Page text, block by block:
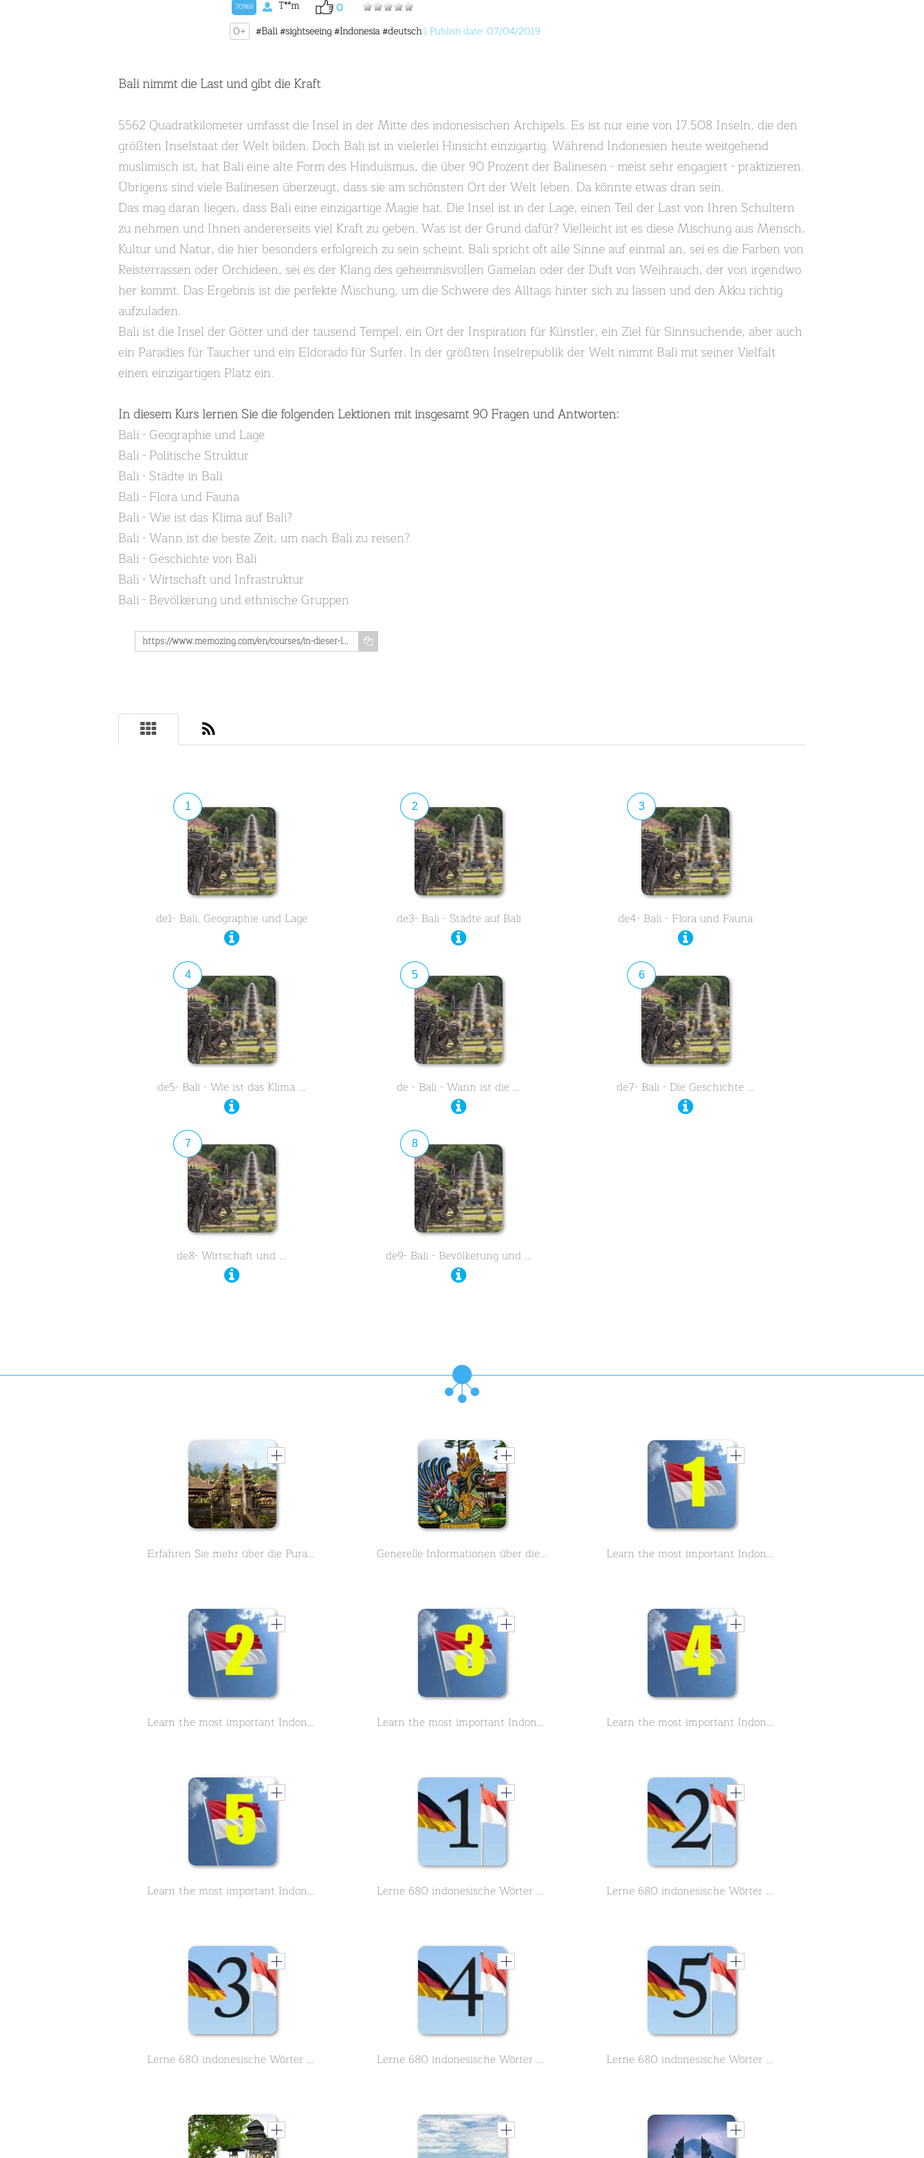
70969 T**m
0
0+
#Bali#sightseeing#Indonesia#deutsch| Publish date: 07/04/2019
Bali nimmt die Last und gibt die Kraft
5562 Quadratkilometer umfasst die Insel in der Mitte des indonesischen Archipels. Es ist nur eine von 17.508 Inseln, die den
größten Inselstaat der Welt bilden. Doch Bali ist in vielerlei Hinsicht einzigartig. Während Indonesien heute weitgehend
muslimisch ist, hat Bali eine alte Form des Hinduismus, die über 90 Prozent der Balinesen - meist sehr engagiert - praktizieren.
Übrigens sind viele Balinesen überzeugt, dass sie am schönsten Ort der Welt leben. Da könnte etwas dran sein.
Das mag daran liegen, dass Bali eine einzigartige Magie hat. Die Insel ist in der Lage, einen Teil der Last von Ihren Schultern
zu nehmen und Ihnen andererseits viel Kraft zu geben. Was ist der Grund dafür? Vielleicht ist es diese Mischung aus Mensch,
Kultur und Natur, die hier besonders erfolgreich zu sein scheint. Bali spricht oft alle Sinne auf einmal an, sei es die Farben von
Reisterrassen oder Orchideen, sei es der Klang des geheimnisvollen Gamelan oder der Duft von Weihrauch, der von irgendwo
her kommt. Das Ergebnis ist die perfekte Mischung, um die Schwere des Alltags hinter sich zu lassen und den Akku richtig
aufzuladen.
Bali ist die Insel der Götter und der tausend Tempel, ein Ort der Inspiration für Künstler, ein Ziel für Sinnsuchende, aber auch
ein Paradies für Taucher und ein Eldorado für Surfer. In der größten Inselrepublik der Welt nimmt Bali mit seiner Vielfalt
einen einzigartigen Platz ein.
In diesem Kurs lernen Sie die folgenden Lektionen mit insgesamt 90 Fragen und Antworten:
Bali - Geographie und Lage
Bali - Politische Struktur
Bali - Städte in Bali
Bali - Flora und Fauna
Bali - Wie ist das Klima auf Bali?
Bali - Wann ist die beste Zeit, um nach Bali zu reisen?
Bali - Geschichte von Bali
Bali - Wirtschaft und Infrastruktur
Bali - Bevölkerung und ethnische Gruppen
https://www.memozing.com/en/courses/in-dieser-lektion-lernen-sie-allgemeine-informationen-uber-bali-die-indonesische-insel-ist-das-perfekte-urlaubsziel-traumstrande-und-historische-tempel-warten-auf-sie-a5e6ecb058f9ae6bef27a435
1
de1- Bali, Geographie und Lage
2
de3- Bali - Städte auf Bali
3
de4- Bali - Flora und Fauna
4
de5- Bali - Wie ist das Klima …
5
de - Bali - Wann ist die …
6
de7- Bali - Die Geschichte …
7
de8- Wirtschaft und …
8
de9- Bali - Bevölkerung und …
Erfahren Sie mehr über die Pura Besakih den Muttertempel in Bali, Indonesien. Generelle Informationen über die Regenzeit in Bali auf Indonesien, sowie einen kurzen Ausblick auf das fantastische Essen und die Gerichte in Bali Learn the most important Indonesian sentences - Part 1
Learn the most important Indonesian sentences Part 2 Learn the most important Indonesian sentences Part 3 Learn the most important Indonesian sentences Part 4
Learn the most important Indonesian sentences Part 5 Lerne 680 indonesische Wörter des Grundwortschatzes - Teil 1 von 8 Lerne 680 indonesische Wörter des Grundwortschatzes - Teil 2 von 8
Lerne 680 indonesische Wörter des Grundwortschatzes - Teil 3 von 8 Lerne 680 indonesische Wörter des Grundwortschatzes - Teil 4 von 8 Lerne 680 indonesische Wörter des Grundwortschatzes - Teil 5 von 8